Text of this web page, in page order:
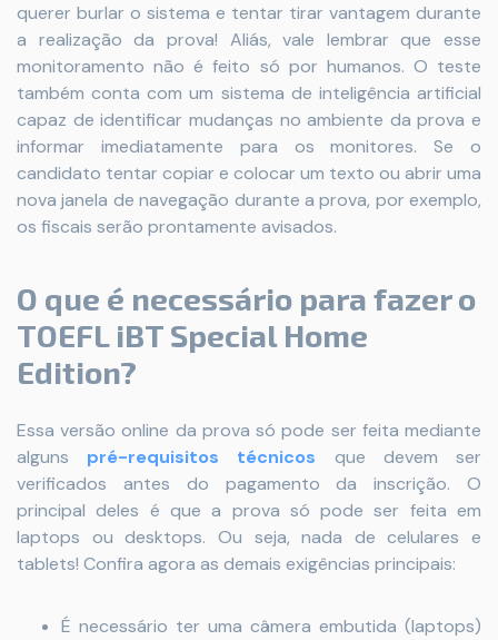
querer burlar o sistema e tentar tirar vantagem durante
a realização da prova! Aliás, vale lembrar que esse
monitoramento não é feito só por humanos. O teste
também conta com um sistema de inteligência artificial
capaz de identificar mudanças no ambiente da prova e
informar imediatamente para os monitores. Se o
candidato tentar copiar e colocar um texto ou abrir uma
nova janela de navegação durante a prova, por exemplo,
os fiscais serão prontamente avisados.
O que é necessário para fazer o
TOEFL iBT Special Home
Edition?
Essa versão online da prova só pode ser feita mediante
alguns pré-requisitos técnicos que devem ser
verificados antes do pagamento da inscrição. O
principal deles é que a prova só pode ser feita em
laptops ou desktops. Ou seja, nada de celulares e
tablets! Confira agora as demais exigências principais:
É necessário ter uma câmera embutida (laptops)